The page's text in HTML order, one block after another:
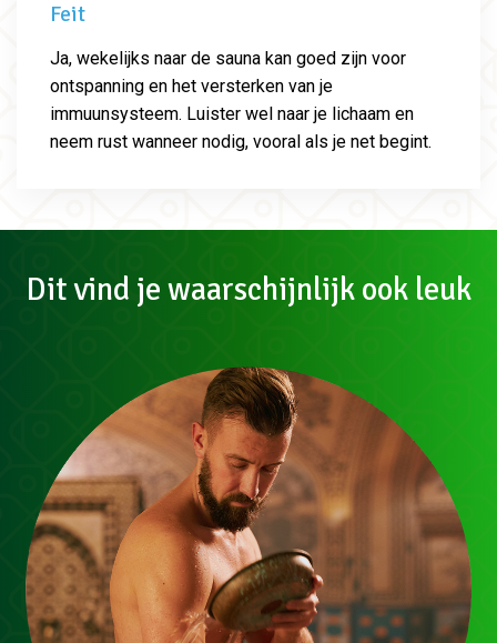
Feit
Ja, wekelijks naar de sauna kan goed zijn voor
ontspanning en het versterken van je
immuunsysteem. Luister wel naar je lichaam en
neem rust wanneer nodig, vooral als je net begint.
Dit vind je waarschijnlijk ook leuk